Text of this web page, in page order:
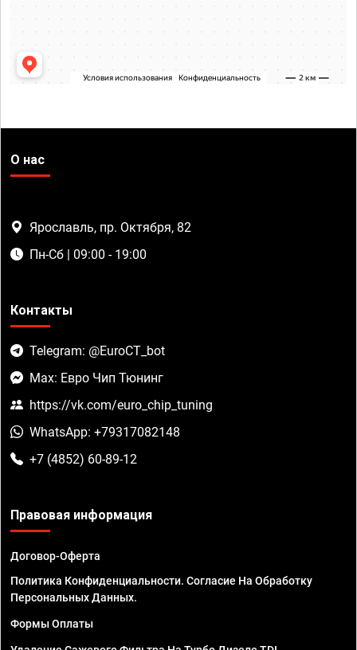
О нас
Ярославль, пр. Октября, 82
Пн-Сб | 09:00 - 19:00
Контакты
Telegram: @EuroCT_bot
Max: Евро Чип Тюнинг
https://vk.com/euro_chip_tuning
WhatsApp: +79317082148
+7 (4852) 60-89-12
Правовая информация
Договор-Оферта
Политика Конфиденциальности. Согласие На Обработку
Персональных Данных.
Формы Оплаты